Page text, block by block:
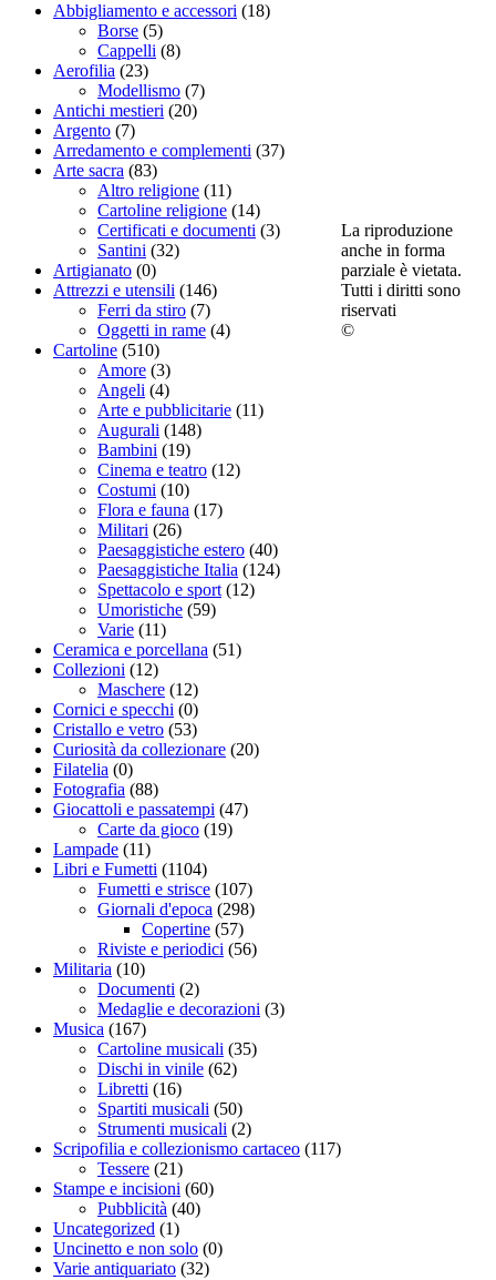
Abbigliamento e accessori (18)
Borse (5)
Cappelli (8)
Aerofilia (23)
Modellismo (7)
Antichi mestieri (20)
Argento (7)
Arredamento e complementi (37)
Arte sacra (83)
Altro religione (11)
Cartoline religione (14)
Certificati e documenti (3)
Santini (32)
Artigianato (0)
Attrezzi e utensili (146)
Ferri da stiro (7)
Oggetti in rame (4)
Cartoline (510)
Amore (3)
Angeli (4)
Arte e pubblicitarie (11)
Augurali (148)
Bambini (19)
Cinema e teatro (12)
Costumi (10)
Flora e fauna (17)
Militari (26)
Paesaggistiche estero (40)
Paesaggistiche Italia (124)
Spettacolo e sport (12)
Umoristiche (59)
Varie (11)
Ceramica e porcellana (51)
Collezioni (12)
Maschere (12)
Cornici e specchi (0)
Cristallo e vetro (53)
Curiosità da collezionare (20)
Filatelia (0)
Fotografia (88)
Giocattoli e passatempi (47)
Carte da gioco (19)
Lampade (11)
Libri e Fumetti (1104)
Fumetti e strisce (107)
Giornali d'epoca (298)
Copertine (57)
Riviste e periodici (56)
Militaria (10)
Documenti (2)
Medaglie e decorazioni (3)
Musica (167)
Cartoline musicali (35)
Dischi in vinile (62)
Libretti (16)
Spartiti musicali (50)
Strumenti musicali (2)
Scripofilia e collezionismo cartaceo (117)
Tessere (21)
Stampe e incisioni (60)
Pubblicità (40)
Uncategorized (1)
Uncinetto e non solo (0)
Varie antiquariato (32)
La riproduzione
anche in forma
parziale è vietata.
Tutti i diritti sono
riservati
©